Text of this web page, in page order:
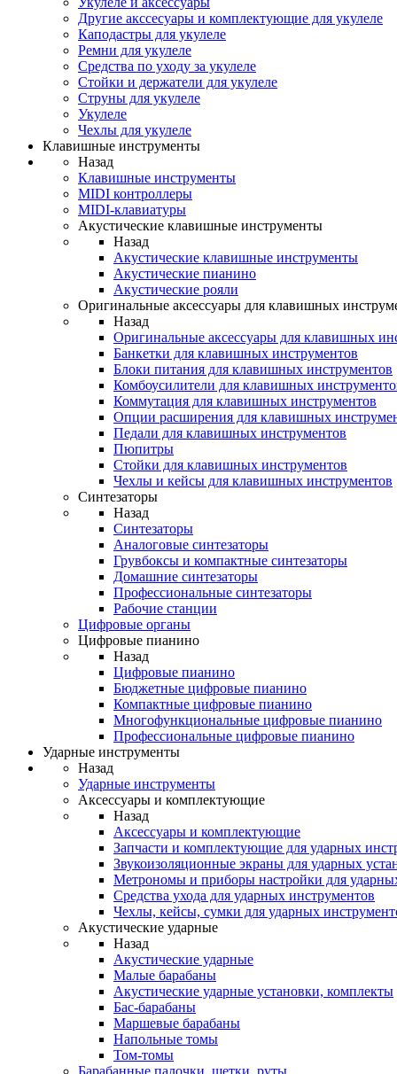
Другие акссесуары и комплектующие для укулеле
Каподастры для укулеле
Ремни для укулеле
Средства по уходу за укулеле
Стойки и держатели для укулеле
Струны для укулеле
Укулеле
Чехлы для укулеле
Клавишные инструменты
Назад
Клавишные инструменты
MIDI контроллеры
MIDI-клавиатуры
Акустические клавишные инструменты
Назад
Акустические клавишные инструменты
Акустические пианино
Акустические рояли
Оригинальные аксессуары для клавишных
Назад
Оригинальные аксессуары для клавишных
Банкетки для клавишных инструментов
Блоки питания для клавишных инструментов
Комбоусилители для клавишных
Коммутация для клавишных инструментов
Опции расширения для клавишных
Педали для клавишных инструментов
Пюпитры
Стойки для клавишных инструментов
Чехлы и кейсы для клавишных инструментов
Синтезаторы
Назад
Синтезаторы
Аналоговые синтезаторы
Грувбоксы и компактные синтезаторы
Домашние синтезаторы
Профессиональные синтезаторы
Рабочие станции
Цифровые органы
Цифровые пианино
Назад
Цифровые пианино
Бюджетные цифровые пианино
Компактные цифровые пианино
Многофункциональные цифровые пианино
Профессиональные цифровые пианино
Ударные инструменты
Назад
Ударные инструменты
Аксессуары и комплектующие
Назад
Аксессуары и комплектующие
Запчасти и комплектующие для ударных
Звукоизоляционные экраны для ударных
Метрономы и приборы настройки для
Средства ухода для ударных инструментов
Чехлы, кейсы, сумки для ударных
Акустические ударные
Назад
Акустические ударные
Mалые барабаны
Акустические ударные установки, комплекты
Бас-барабаны
Маршевые барабаны
Напольные томы
Том-томы
Барабанные палочки, щетки, руты